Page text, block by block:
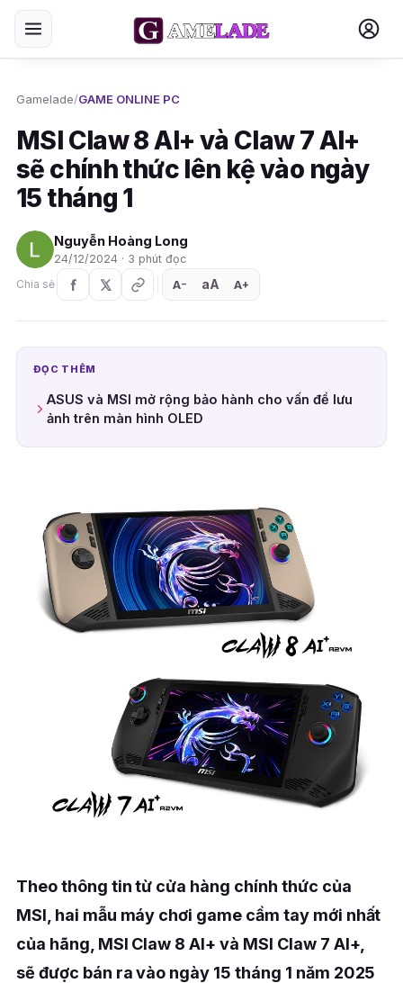
Gamelade/GAME ONLINE PC
MSI Claw 8 AI+ và Claw 7 AI+
sẽ chính thức lên kệ vào ngày
15 tháng 1
Nguyễn Hoàng Long
24/12/2024 · 3 phút đọc
Chia sẻ
A− aA A+
ĐỌC THÊM
ASUS và MSI mở rộng bảo hành cho vấn đề lưu
ảnh trên màn hình OLED
Theo thông tin từ cửa hàng chính thức của
MSI, hai mẫu máy chơi game cầm tay mới nhất
của hãng, MSI Claw 8 AI+ và MSI Claw 7 AI+,
sẽ được bán ra vào ngày 15 tháng 1 năm 2025